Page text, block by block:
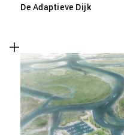
De Adaptieve Dijk